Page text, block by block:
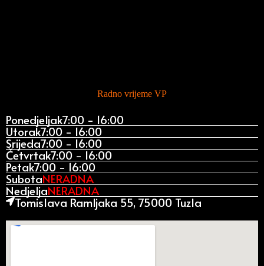
Radno vrijeme VP
Ponedjeljak7:00 - 16:00
Utorak7:00 - 16:00
Srijeda7:00 - 16:00
Četvrtak7:00 - 16:00
Petak7:00 - 16:00
SubotaNERADNA
NedjeljaNERADNA
Tomislava Ramljaka 55, 75000 Tuzla